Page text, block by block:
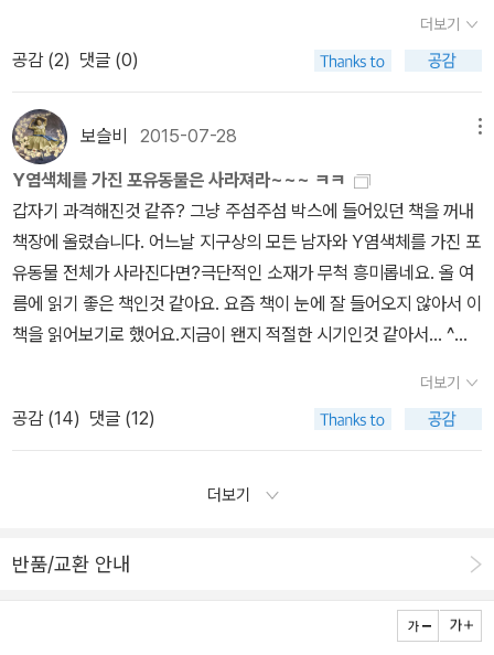
하정의 죽음의 궤적을 좇아 외로운 삶을 끝낼 수밖에 없었던 인생을
아야만 하는 이유에 대해, 작가의 삶과 사상의식에 대해, 자유에 대해
더 많은 생각을 하게 되었다. 그리고 그에 대해 많은 것을 알게 되면서
궁금해지기 시작한 것은 또 [다정한 편견]을 읽으면서이다. 손홍규 작
가의 소설들은 어떤 느낌일까. 무척 궁금해졌다. 물론 한창훈 작가의
다른 소설들은 이미 읽었기에 한창훈 작가에 대해서는 궁금증이라기
보다는 역시 글을 읽는 맛이 나는구나,라는 즐거움으로 책을 읽었고.
기대하지 않았다기보다는 왠지 예상이 되는 내용을 담고 있을 것 같
고, 서평을 쓰기 쉽지 않을 것 같아서 기피하고 싶었던 책은 [오늘 내
가 사는게 재밌는 이유]와 [선생님, 요즘 어떠하십니까]이다. 이오덕
선생님과 권정생 선생님의 이야기는 많은 이들이 익히 알고 있는 것
글을 읽는것은 또 완전히 다른 느낌을 주고 생각이 깊어지게 하고있
다. 이 중에 가장 뻔한 이야기를 담고 있으리라 예상을 하며 굳이 글로
읽고 싶은 생각이 들지 않았지만 읽는 순간 이야기속에 빠져들었고,
나이드신 어머니도, 나이어린 친구도, 나 역시 공감하며 빠르게 읽어
내려갈 수 있었다. 뭐라고 설명하기가 쉽지는 않지만, 아무튼 신간평
가단이 추천을 하여 선정하는 도서,이고 내가 추천한 도서가 아닌 다
까? 상빼의 그림은 참 좋아요. 가끔 글과 그림이 이해가 되지 않기도
하지만..^^;; 마음에 드는 그림 그림외 읽은 책들 인테리어책 추리
소설 소설 형식의 피카소의 일대기 시란 한마디로 뭐냐. .... 친구
도 없고 장난감도 변변찮은 시골 아이를 가만히 보고 있으면 자신의
상처를 가지고 논다. 무릎이 까지면 자꾸 만져보고 딱지가 앉으면 그
딱지를 뜯어내며 혼자 논다. 시라는 게 바로 그것이다. 상처를 가지고
노는 것. 상처를 확인하고 상처에 집작하며 상처로 명상하며 상처로
의미를 획득하고 상처로 지경에 이르는 것. 내가 창작을 시자갛게 된
것은 그로부터 한참 뒤엿지만 선생의 그 말은 오래도록 기억에 남았
다. 글쓰기에 관하여 그림책
더보기
공감 (2) 댓글 (0)
보슬비 2015-07-28
Y염색체를 가진 포유동물은 사라져라~~~ ㅋㅋ
갑자기 과격해진것 같쥬? 그냥 주섬주섬 박스에 들어있던 책을 꺼내
책장에 올렸습니다. 어느날 지구상의 모든 남자와 Y염색체를 가진 포
유동물 전체가 사라진다면?극단적인 소재가 무척 흥미롭네요. 올 여
름에 읽기 좋은 책인것 같아요. 요즘 책이 눈에 잘 들어오지 않아서 이
책을 읽어보기로 했어요.지금이 왠지 적절한 시기인것 같아서... ^
이 없고 3편만 2번 올려진것은 에러일까요? ^^ * 다음날 1권도 검색
이 되네요. 이 페이퍼를 작성했을때, 정말 에러가 있었나봅니다. ㅋ
ㅋ 남자가 전멸한 세상에 오신 것을 환영합니다. 2002년 여름. 출처
성체 포유동물이 전멸했다. 단 한명의 남성과 그의 수컷 흰목꼬리감
기 원숭이만을 제외하고. 이 '젠더사이드(성별 말살)'로 인해 지구상
의 48% 인구, 즉 대략 29억 명의 남자가 눈 깜짝할 사이에 멸종하고
말았다. 포춘지가 선정한 500인의 CEO 중 495명이 죽었으며, 전
더보기
공감 (14) 댓글 (12)
더보기
반품/교환 안내